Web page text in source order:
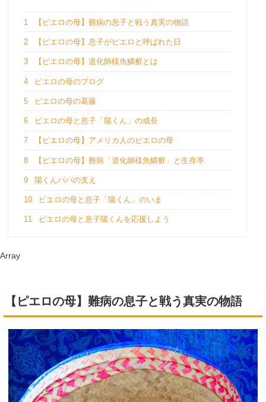
1 【ピエロの母】難病の息子と戦う真実の物語
2 【ピエロの母】息子がピエロと呼ばれた日
3 【ピエロの母】道化師様魚鱗癬とは
4 ピエロの母のブログ
5 ピエロの母の葛藤
6 ピエロの母と息子「陽くん」の成長
7 【ピエロの母】アメリカ人のピエロの母
8 【ピエロの母】難病「道化師様魚鱗癬」と生存率
9 陽くんパパの支え
10 ピエロの母と息子「陽くん」のいま
11 ピエロの母と息子陽くんを応援しよう
Array
【ピエロの母】難病の息子と戦う真実の物語